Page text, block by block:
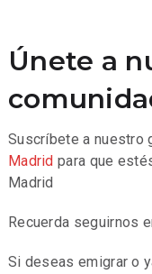
Únete a
Suscríbete a nuestro
Madrid para que
Madrid
Recuerda seguirnos
Si deseas emigrar o